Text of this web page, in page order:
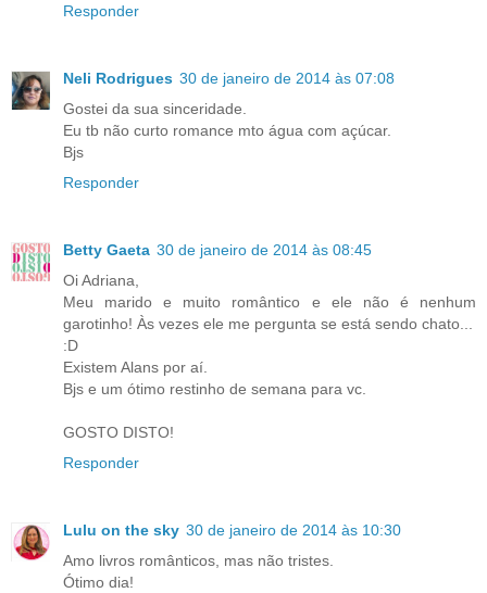
Responder
Neli Rodrigues 30 de janeiro de 2014 às 07:08
Gostei da sua sinceridade.
Eu tb não curto romance mto água com açúcar.
Bjs
Responder
Betty Gaeta 30 de janeiro de 2014 às 08:45
Oi Adriana,
Meu marido e muito romântico e ele não é nenhum
garotinho! Às vezes ele me pergunta se está sendo chato...
:D
Existem Alans por aí.
Bjs e um ótimo restinho de semana para vc.
GOSTO DISTO!
Responder
Lulu on the sky 30 de janeiro de 2014 às 10:30
Amo livros românticos, mas não tristes.
Ótimo dia!